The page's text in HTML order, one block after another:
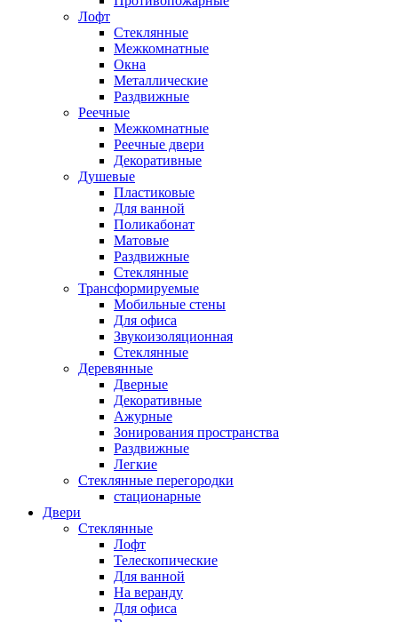
Лофт
Стеклянные
Межкомнатные
Окна
Металлические
Раздвижные
Реечные
Межкомнатные
Реечные двери
Декоративные
Душевые
Пластиковые
Для ванной
Поликабонат
Матовые
Раздвижные
Стеклянные
Трансформируемые
Мобильные стены
Для офиса
Звукоизоляционная
Стеклянные
Деревянные
Дверные
Декоративные
Ажурные
Зонирования пространства
Раздвижные
Легкие
Стеклянные перегородки
стационарные
Двери
Стеклянные
Лофт
Телескопические
Для ванной
На веранду
Для офиса